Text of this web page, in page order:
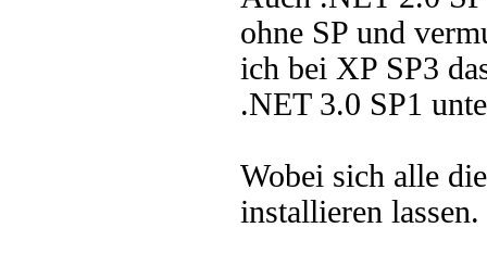
ohne SP und
ich bei XP SP3
.NET 3.0 SP1
Wobei sich alle
installieren lassen.